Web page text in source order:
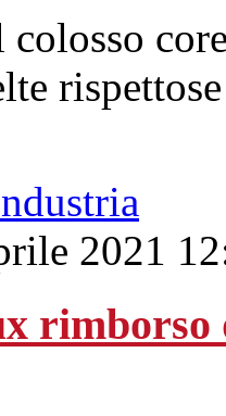
2021
rimborso